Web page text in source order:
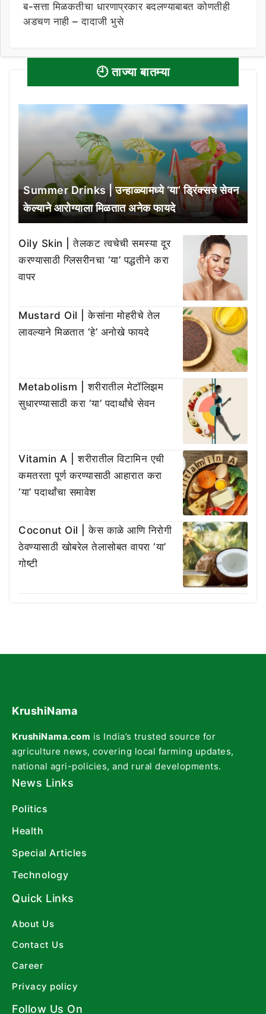
ब-सत्ता मिळकतीचा धारणाप्रकार बदलण्याबाबत कोणतीही
अडचण नाही – दादाजी भुसे
🕘 ताज्या बातम्या
Summer Drinks | उन्हाळ्यामध्ये ‘या’ ड्रिंक्सचे सेवन
केल्याने आरोग्याला मिळतात अनेक फायदे
Oily Skin | तेलकट त्वचेची समस्या दूर
करण्यासाठी ग्लिसरीनचा ‘या’ पद्धतीने करा
वापर
Mustard Oil | केसांना मोहरीचे तेल
लावल्याने मिळतात ‘हे’ अनोखे फायदे
Metabolism | शरीरातील मेटॉलिझम
सुधारण्यासाठी करा ‘या’ पदार्थांचे सेवन
Vitamin A | शरीरातील विटामिन एची
कमतरता पूर्ण करण्यासाठी आहारात करा
‘या’ पदार्थांचा समावेश
Coconut Oil | केस काळे आणि निरोगी
ठेवण्यासाठी खोबरेल तेलासोबत वापरा ‘या’
गोष्टी
KrushiNama
KrushiNama.com is India’s trusted source for
agriculture news, covering local farming updates,
national agri-policies, and rural developments.
News Links
Politics
Health
Special Articles
Technology
Quick Links
About Us
Contact Us
Career
Privacy policy
Follow Us On